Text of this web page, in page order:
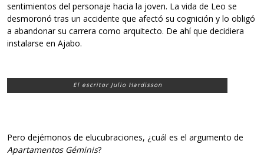
sentimientos del personaje hacia la joven. La vida de Leo se
desmoronó tras un accidente que afectó su cognición y lo obligó
a abandonar su carrera como arquitecto. De ahí que decidiera
instalarse en Ajabo.
El escritor Julio Hardisson
Pero dejémonos de elucubraciones, ¿cuál es el argumento de
Apartamentos Géminis?